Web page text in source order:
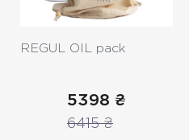
REGUL OIL pack
6415₴
5398 ₴